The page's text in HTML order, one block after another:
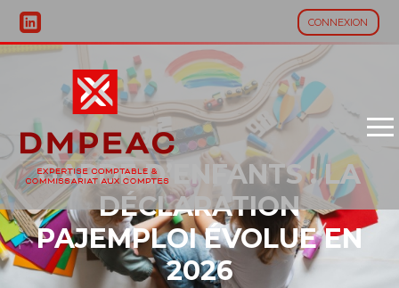
CONNEXION
Aller
contenuGARDE D’ENFANTS : LA
DÉCLARATION
PAJEMPLOI ÉVOLUE EN
2026